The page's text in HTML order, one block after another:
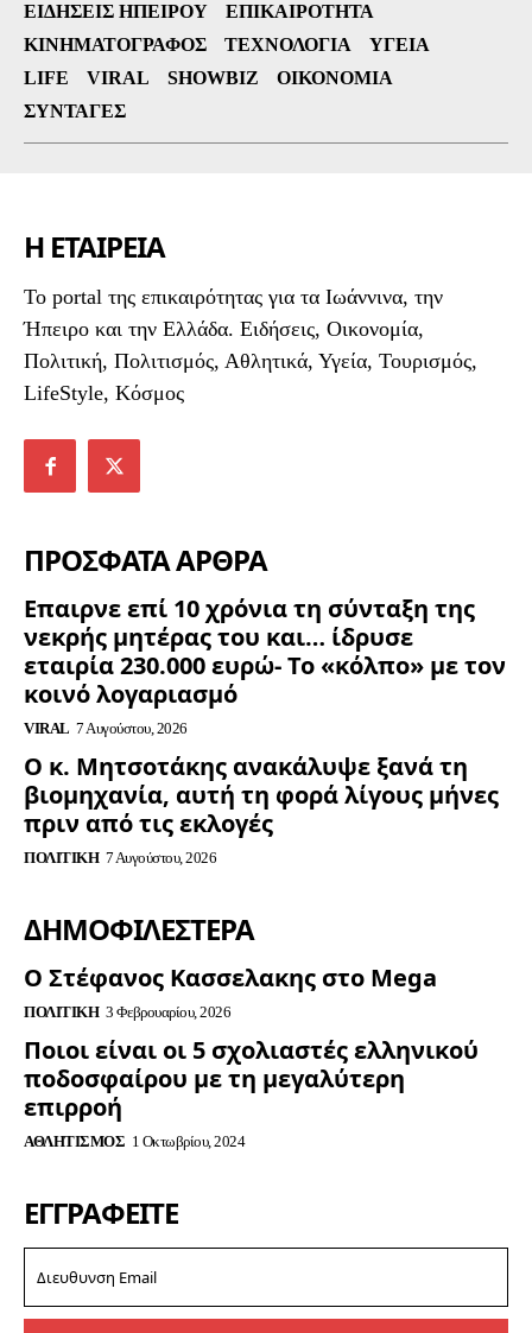
ΕΙΔΉΣΕΙΣ ΗΠΕΊΡΟΥ
ΕΠΙΚΑΙΡΌΤΗΤΑ
ΚΙΝΗΜΑΤΟΓΡΆΦΟΣ
ΤΕΧΝΟΛΟΓΊΑ
ΥΓΕΊΑ
LIFE
VIRAL SHOWBIZ
ΟΙΚΟΝΟΜΊΑ
ΣΥΝΤΑΓΈΣ
Η ΕΤΑΙΡΕΙΑ
To portal της επικαιρότητας για τα Ιωάννινα, την
Ήπειρο και την Ελλάδα. Ειδήσεις, Οικονομία,
Πολιτική, Πολιτισμός, Αθλητικά, Υγεία, Τουρισμός,
LifeStyle, Κόσμος
ΠΡΟΣΦΑΤΑ ΑΡΘΡΑ
Επαιρνε επί 10 χρόνια τη σύνταξη της
νεκρής μητέρας του και… ίδρυσε
εταιρία 230.000 ευρώ- Το «κόλπο» με τον
κοινό λογαριασμό
VIRAL 7 Αυγούστου, 2026
Ο κ. Μητσοτάκης ανακάλυψε ξανά τη
βιομηχανία, αυτή τη φορά λίγους μήνες
πριν από τις εκλογές
ΠΟΛΙΤΙΚΉ 7 Αυγούστου, 2026
ΔΗΜΟΦΙΛΈΣΤΕΡΑ
Ο Στέφανος Κασσελακης στο Mega
ΠΟΛΙΤΙΚΉ 3 Φεβρουαρίου, 2026
Ποιοι είναι οι 5 σχολιαστές ελληνικού
ποδοσφαίρου με τη μεγαλύτερη
επιρροή
ΑΘΛΗΤΙΣΜΌΣ 1 Οκτωβρίου, 2024
ΕΓΓΡΑΦΕΊΤΕ